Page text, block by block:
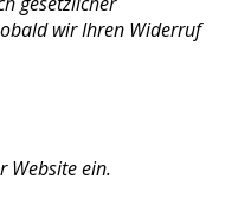
wir Ihren Widerruf
Website ein.